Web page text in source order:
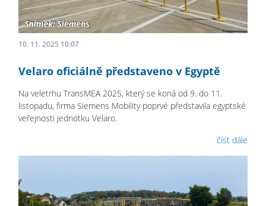
10. 11. 2025 10:07
Velaro oficiálně představeno v Egyptě
Na veletrhu TransMEA 2025, který se koná od 9. do 11.
listopadu, firma Siemens Mobility poprvé představila egyptské
veřejnosti jednotku Velaro.
číst dále